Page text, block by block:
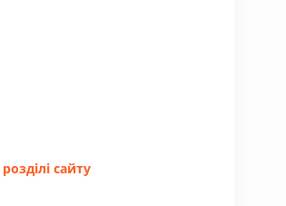
розділі сайту